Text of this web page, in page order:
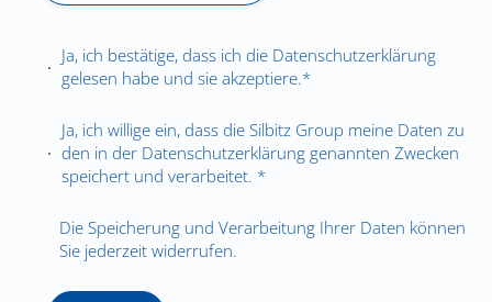
Ja, ich bestätige, dass ich die Datenschutzerklärung
gelesen habe und sie akzeptiere.*
Ja, ich willige ein, dass die Silbitz Group meine Daten zu
den in der Datenschutzerklärunggenannten Zwecken
speichert und verarbeitet. *
Die Speicherung und Verarbeitung Ihrer Daten können
Sie jederzeit widerrufen.